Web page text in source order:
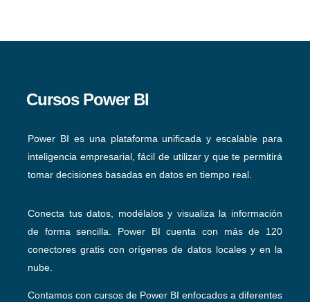
Cursos Power BI
Power BI es una plataforma unificada y escalable para
inteligencia empresarial, fácil de utilizar y que te permitirá
tomar decisiones basadas en datos en tiempo real.
Conecta tus datos, modélalos y visualiza la información
de forma sencilla. Power BI cuenta con más de 120
conectores gratis con orígenes de datos locales y en la
nube.
Contamos con cursos de Power BI enfocados a diferentes